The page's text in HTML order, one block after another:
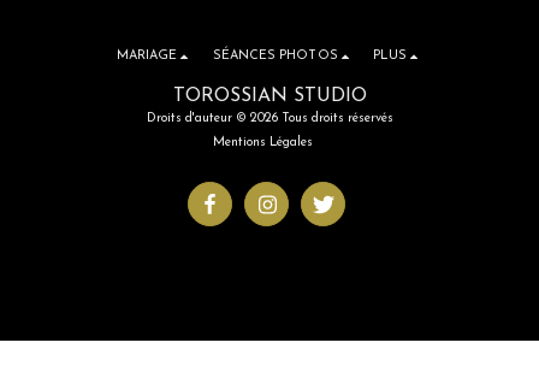
TOROSSIAN STUDIO
Droits d'auteur © 2026 Tous droits réservés
Mentions Légales
MARIAGE SÉANCES PHOTOS PLUS